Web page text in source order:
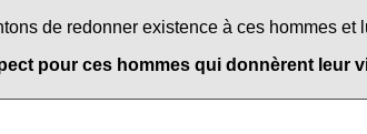
de redonner existence à ces hommes
pour ces hommes qui donnèrent leur